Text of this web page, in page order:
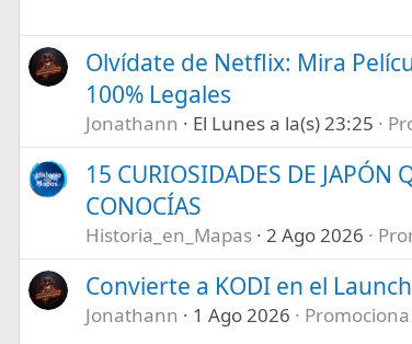
Olvídate de Netflix: Mira
100% Legales
Jonathann El Lunes a la(s) 23:25
15 CURIOSIDADES DE JAPÓN
CONOCÍAS
Historia_en_Mapas 2 Ago 2026
Convierte a KODI en el
Jonathann 1 Ago 2026